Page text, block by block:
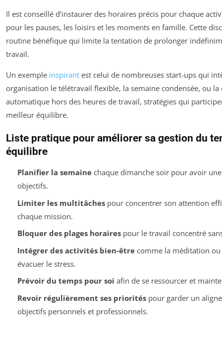
Il est conseillé d’instaurer des horaires précis pour chaque
pour les pauses, les loisirs et les moments en famille. Cette
routine bénéfique qui limite la tentation de prolonger
travail.
Un exemple inspirant est celui de nombreuses start-ups qui
organisation le télétravail flexible, la semaine condensée, ou la
automatique hors des heures de travail, stratégies qui
meilleur équilibre.
Liste pratique pour améliorer sa gestion du
équilibre
Planifier la semainechaque dimanche soir pour avoir
objectifs.
Limiter les multitâchespour concentrer son attention
chaque mission.
Bloquer des plages horairespour le travail concentré
Intégrer des activités bien-êtrecomme la méditation
évacuer le stress.
Prévoir du temps pour soi afin de se ressourcer et
Revoir régulièrement ses prioritéspour garder un
objectifs personnels et professionnels.